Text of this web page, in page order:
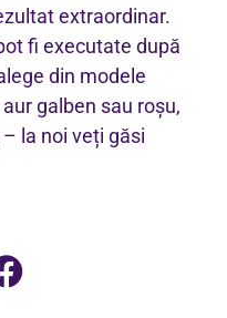
extraordinar.
fi executate după
din modele
galben sau roșu,
la noi veți găsi